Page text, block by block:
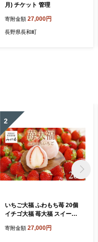
月) チケット 管理
寄附金額 27,000円
長野県長和町
2
いちご大福 ふわもち苺 20個
イチゴ大福 苺大福 スイーツ
イチゴ 苺 フルーツ大福 美濃
寄附金額 27,000円